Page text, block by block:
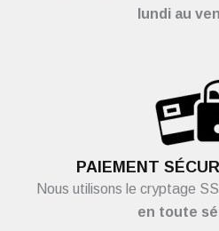
lundi au
PAIEMENT
Nous utilisons le cryptage
en toute